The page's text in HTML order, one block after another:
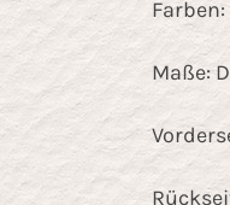
Maße: